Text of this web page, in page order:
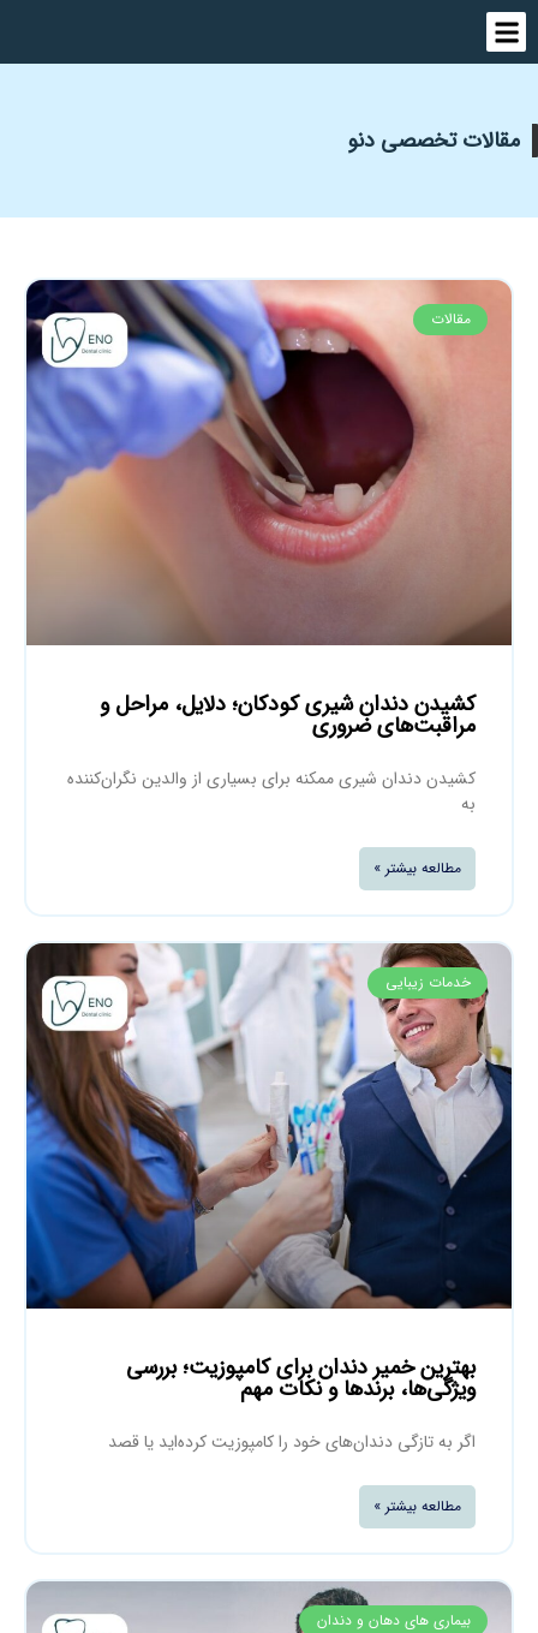
مقالات تخصصی دنو
مقالات
کشیدن دندان شیری کودکان؛ دلایل، مراحل و
مراقبت‌های ضروری
کشیدن دندان شیری ممکنه برای بسیاری از والدین نگران‌کننده
به
مطالعه بیشتر »
خدمات زیبایی
بهترین خمیر دندان برای کامپوزیت؛ بررسی
ویژگی‌ها، برندها و نکات مهم
اگر به تازگی دندان‌های خود را کامپوزیت کرده‌اید یا قصد
مطالعه بیشتر »
بیماری های دهان و دندان